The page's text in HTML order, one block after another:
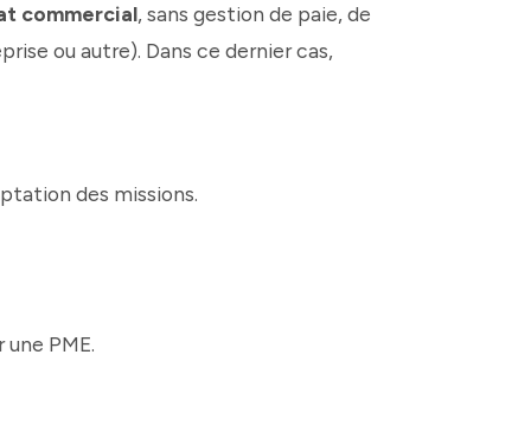
commercial, sans gestion de paie, de
ou autre). Dans ce dernier cas,
des missions.
PME.